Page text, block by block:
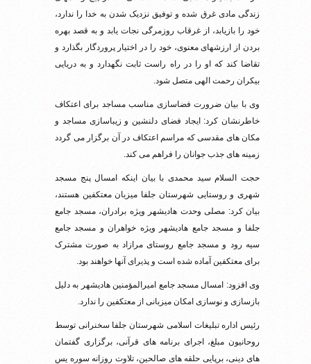
زندگی مادى غرق شده و توفیق نزدیک شدن به خدا را ندارد،
خود را بازیابد، از غرقاب روزمرگی نجات یابد و به قصد بهره
بردن از ارزش‏هاى معنوى، خود را در اختیار پروردگار بگذارد و
تقاضا کند که او را در راه راست ثابت نگهدارد و به دریایی
بیکران رحمت الهی متصل شود.
وی با بیان ضرورت فضاسازی مناسب مساجد برای اعتکاف
خاطرنشان کرد: ایجاد فضای دلنشین و زیباسازی مساجد و
مکان های مقدسی که مراسم اعتکاف در آن برگزار می گردد
زمینه های جذب جوانان را فراهم می کند.
حجت السلام سید محمدی با بیان اینکه امسال پنج مسجد
شهری و روستایی شهرستان جلفا میزبان معتکفین هستند،
بیان کرد: مصلی وحدت هادیشهر ویژه برادران، مسجد جامع
جلفا و مسجد جامع هادیشهر ویژه خواهران و مسجد جامع
سیه رود و مسجد جامع روستای مرازاد به صورت مشترک
برای معتکفین آماده شده است و پذیرای آنها خواهند بود.
وی افزود: امسال مسجد جامع امیرالمؤمنین هادیشهر به دلیل
بازسازی و نوسازی امکان میزبانی از معتکفین را ندارد.
رئیس اداره تبلیغات اسلامی شهرستان جلفا سخنرانی توسط
روحانیون مبلغ، اجرای برنامه های قرآنی، برگزاری گفتمان
های دینی، برپایی حلقه های صالحین، تلاوت روزانه سوره یس